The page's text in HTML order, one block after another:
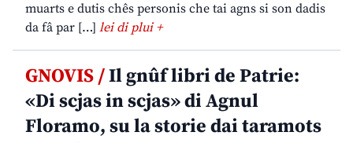
muarts e dutis chês personis che tai agns si son dadis
da fâ par […] lei di plui +
GNOVIS /Il gnûf libri de Patrie:
«Di scjas in scjas» di Agnul
Floramo, su la storie dai taramots